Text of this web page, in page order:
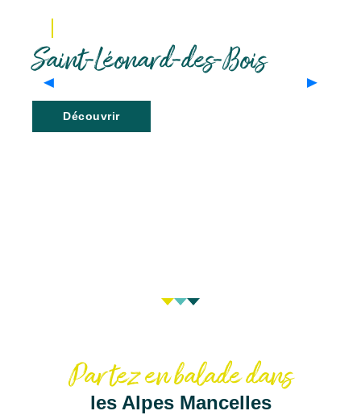
Saint-Léonard-des-Bois
Découvrir
Partez en balade dans
les Alpes Mancelles